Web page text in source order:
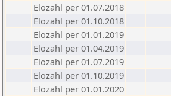
Elozahl per 01.07.2018
Elozahl per 01.10.2018
Elozahl per 01.01.2019
Elozahl per 01.04.2019
Elozahl per 01.07.2019
Elozahl per 01.10.2019
Elozahl per 01.01.2020